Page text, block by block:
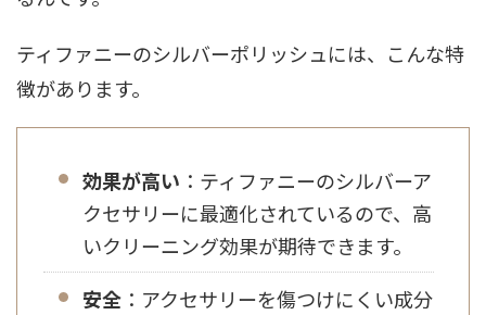
ティファニーのシルバーポリッシュには、こんな特
徴があります。
効果が高い ：ティファニーのシルバーア
クセサリーに最適化されているので、高
いクリーニング効果が期待できます。
安全 ：アクセサリーを傷つけにくい成分